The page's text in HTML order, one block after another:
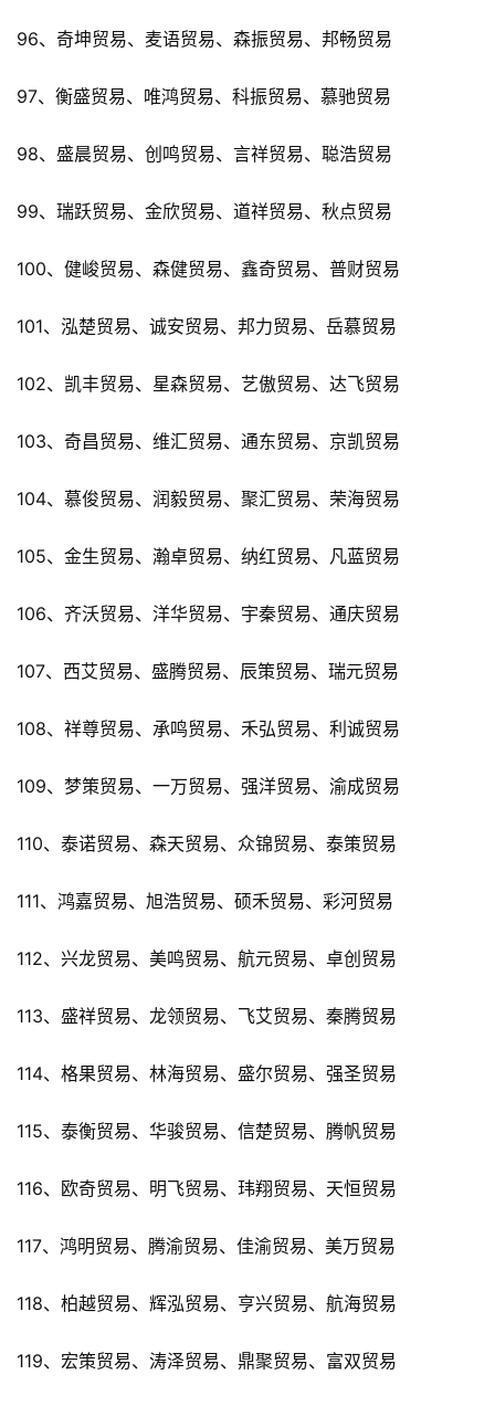
96、奇坤贸易、麦语贸易、森振贸易、邦畅贸易
97、衡盛贸易、唯鸿贸易、科振贸易、慕驰贸易
98、盛晨贸易、创鸣贸易、言祥贸易、聪浩贸易
99、瑞跃贸易、金欣贸易、道祥贸易、秋点贸易
100、健峻贸易、森健贸易、鑫奇贸易、普财贸易
101、泓楚贸易、诚安贸易、邦力贸易、岳慕贸易
102、凯丰贸易、星森贸易、艺傲贸易、达飞贸易
103、奇昌贸易、维汇贸易、通东贸易、京凯贸易
104、慕俊贸易、润毅贸易、聚汇贸易、荣海贸易
105、金生贸易、瀚卓贸易、纳红贸易、凡蓝贸易
106、齐沃贸易、洋华贸易、宇秦贸易、通庆贸易
107、西艾贸易、盛腾贸易、辰策贸易、瑞元贸易
108、祥尊贸易、承鸣贸易、禾弘贸易、利诚贸易
109、梦策贸易、一万贸易、强洋贸易、渝成贸易
110、泰诺贸易、森天贸易、众锦贸易、泰策贸易
111、鸿嘉贸易、旭浩贸易、硕禾贸易、彩河贸易
112、兴龙贸易、美鸣贸易、航元贸易、卓创贸易
113、盛祥贸易、龙领贸易、飞艾贸易、秦腾贸易
114、格果贸易、林海贸易、盛尔贸易、强圣贸易
115、泰衡贸易、华骏贸易、信楚贸易、腾帆贸易
116、欧奇贸易、明飞贸易、玮翔贸易、天恒贸易
117、鸿明贸易、腾渝贸易、佳渝贸易、美万贸易
118、柏越贸易、辉泓贸易、亨兴贸易、航海贸易
119、宏策贸易、涛泽贸易、鼎聚贸易、富双贸易